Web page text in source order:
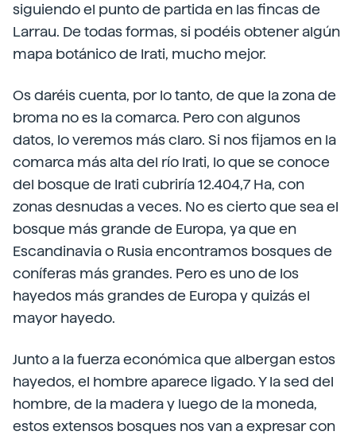
siguiendo el punto de partida en las fincas de
Larrau. De todas formas, si podéis obtener algún
mapa botánico de Irati, mucho mejor.
Os daréis cuenta, por lo tanto, de que la zona de
broma no es la comarca. Pero con algunos
datos, lo veremos más claro. Si nos fijamos en la
comarca más alta del río Irati, lo que se conoce
del bosque de Irati cubriría 12.404,7 Ha, con
zonas desnudas a veces. No es cierto que sea el
bosque más grande de Europa, ya que en
Escandinavia o Rusia encontramos bosques de
coníferas más grandes. Pero es uno de los
hayedos más grandes de Europa y quizás el
mayor hayedo.
Junto a la fuerza económica que albergan estos
hayedos, el hombre aparece ligado. Y la sed del
hombre, de la madera y luego de la moneda,
estos extensos bosques nos van a expresar con